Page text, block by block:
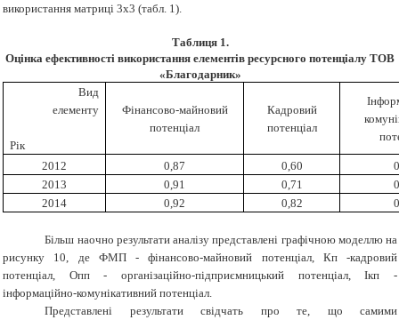
використання матриці 3х3 (табл. 1).
Таблиця 1.
Оцінка ефективності використання елементів ресурсного потенціалу ТОВ
«Благодарник»
Вид
елементу
Рік
Фінансово-майновий
потенціал
Кадровий
потенціал
2012 0,87 0,60
2013
0,91 0,71
2014
0,92 0,82
Більш наочно результати аналізу представлені графічною моделлю на
рисунку 10, де ФМП - фінансово-майновий потенціал, Кп -кадровий
потенціал, Опп - організаційно-підприємницький потенціал, Iкп -
інформаційно-комунікативний потенціал.
Представлені результати свідчать про те, що самими